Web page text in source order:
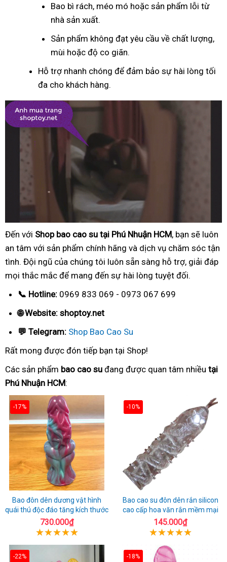
Bao bì rách, méo mó hoặc sản phẩm lỗi từ
nhà sản xuất.
Sản phẩm không đạt yêu cầu về chất lượng,
mùi hoặc độ co giãn.
Hỗ trợ nhanh chóng để đảm bảo sự hài lòng tối
đa cho khách hàng.
Đến với Shop bao cao su tại Phú Nhuận HCM, bạn sẽ luôn
an tâm với sản phẩm chính hãng và dịch vụ chăm sóc tận
tình. Đội ngũ của chúng tôi luôn sẵn sàng hỗ trợ, giải đáp
mọi thắc mắc để mang đến sự hài lòng tuyệt đối.
📞 Hotline: 0969 833 069 - 0973 067 699
🌐 Website: shoptoy.net
💬 Telegram: Shop Bao Cao Su
Rất mong được đón tiếp bạn tại Shop!
Các sản phẩm bao cao su đang được quan tâm nhiều tại
Phú Nhuận HCM:
-17%
Bao đôn dên dương vật hình
quái thú độc đáo tăng kích thước
730.000₫
-10%
Bao cao su đôn dên rắn silicon
cao cấp hoa văn rắn mềm mại
145.000₫
-22% -18%